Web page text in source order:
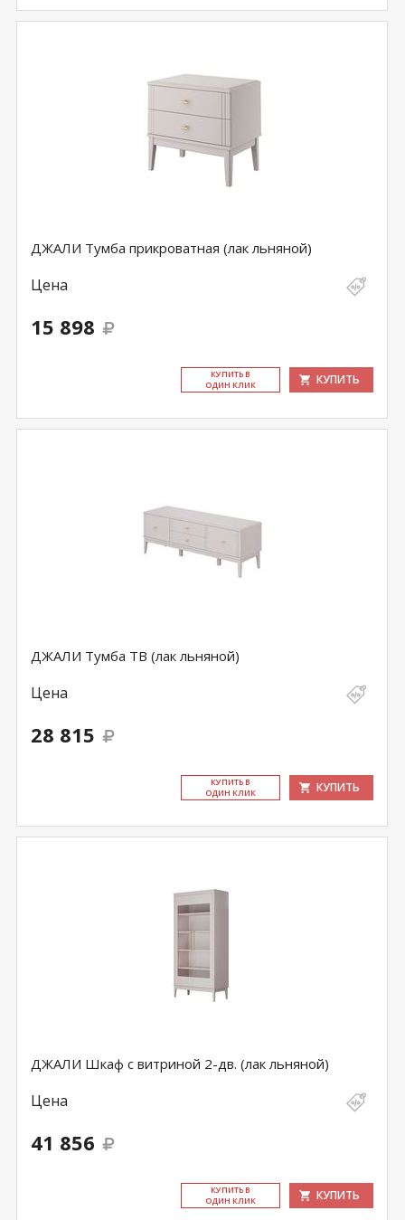
ДЖАЛИ Тумба прикроватная (лак льняной)
Цена
15 898
КУ­ПИТЬ В
ОДИН КЛИК
КУПИТЬ
ДЖАЛИ Тумба ТВ (лак льняной)
Цена
28 815
КУ­ПИТЬ В
ОДИН КЛИК
КУПИТЬ
ДЖАЛИ Шкаф с витриной 2-дв. (лак льняной)
Цена
41 856
КУ­ПИТЬ В
ОДИН КЛИК
КУПИТЬ